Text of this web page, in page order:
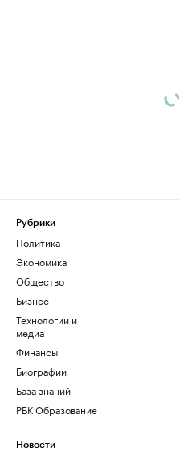
Рубрики
Политика
Экономика
Общество
Бизнес
Технологии и
медиа
Финансы
Биографии
База знаний
РБК Образование
Новости